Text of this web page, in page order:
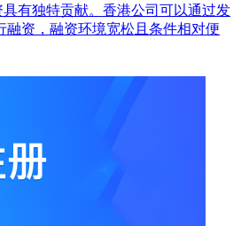
有独特贡献。香港公司可以通过发
融资，融资环境宽松且条件相对便